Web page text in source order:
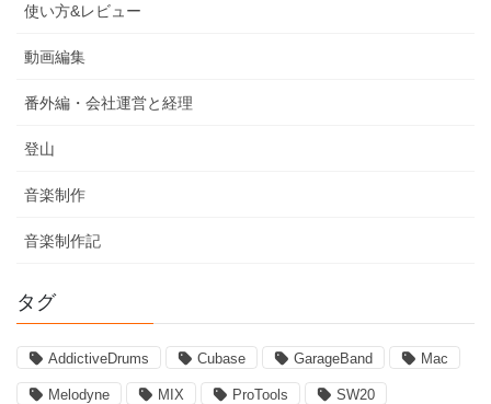
使い方&レビュー
動画編集
番外編・会社運営と経理
登山
音楽制作
音楽制作記
タグ
AddictiveDrums Cubase GarageBand Mac
Melodyne MIX ProTools SW20